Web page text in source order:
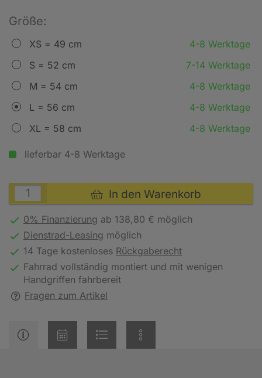
Größe:
XS = 49 cm
4-8 Werktage
S = 52 cm
7-14 Werktage
M = 54 cm
4-8 Werktage
L = 56 cm
4-8 Werktage
XL = 58 cm
4-8 Werktage
lieferbar 4-8 Werktage
In den Warenkorb
0% Finanzierung ab 138,80 € möglich
Dienstrad-Leasing möglich
14 Tage kostenloses Rückgaberecht
Fahrrad vollständig montiert und mit wenigen
Handgriffen fahrbereit
Fragen zum Artikel